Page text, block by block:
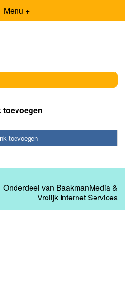
Menu +
toevoegen
toevoegen
van BaakmanMedia&
Vrolijk Internet Services